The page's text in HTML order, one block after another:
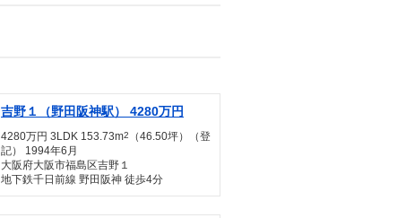
吉野１（野田阪神駅） 4280万円
4280万円 3LDK 153.73m2
（46.50坪）（登
記） 1994年6月
大阪府大阪市福島区吉野１
地下鉄千日前線 野田阪神 徒歩4分